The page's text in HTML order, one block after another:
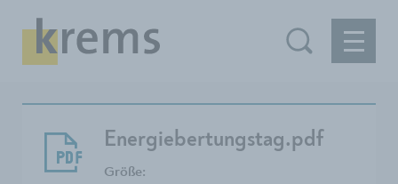
Energiebertungstag.pdf
Größe: